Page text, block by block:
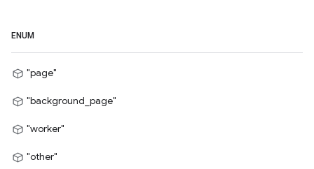
ENUM
"page"
"background_page"
"worker"
"other"